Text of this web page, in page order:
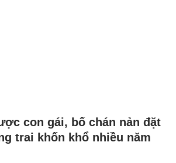
con gái, bố chán nản đặt
trai khốn khổ nhiều năm